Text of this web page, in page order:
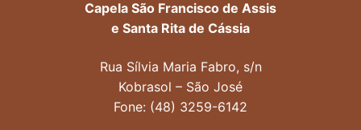
Capela São Francisco de Assis
e Santa Rita de Cássia
Rua Sílvia Maria Fabro, s/n
Kobrasol – São José
Fone: (48) 3259-6142